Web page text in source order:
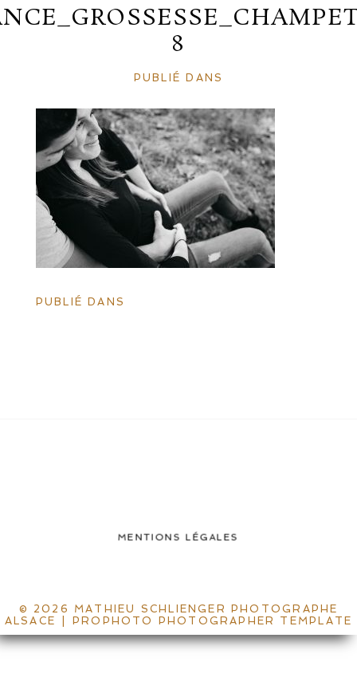
8
PUBLIÉ DANS
PUBLIÉ DANS
MENTIONS LÉGALES
© 2026 MATHIEU SCHLIENGER PHOTOGRAPHE
ALSACE
PROPHOTO PHOTOGRAPHER TEMPLATE